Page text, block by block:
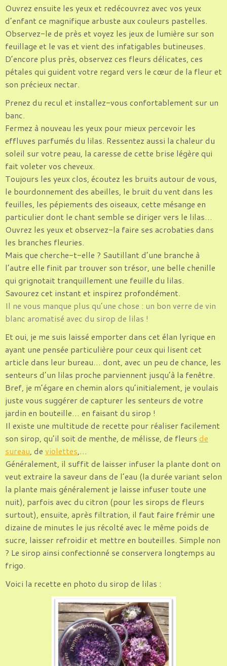
Ouvrez ensuite les yeux et redécouvrez avec vos yeux
d’enfant ce magnifique arbuste aux couleurs pastelles.
Observez-le de près et voyez les jeux de lumière sur son
feuillage et le vas et vient des infatigables butineuses.
D’encore plus près, observez ces fleurs délicates, ces
pétales qui guident votre regard vers le cœur de la fleur et
son précieux nectar.
Prenez du recul et installez-vous confortablement sur un
banc.
Fermez à nouveau les yeux pour mieux percevoir les
effluves parfumés du lilas. Ressentez aussi la chaleur du
soleil sur votre peau, la caresse de cette brise légère qui
fait voleter vos cheveux.
Toujours les yeux clos, écoutez les bruits autour de vous,
le bourdonnement des abeilles, le bruit du vent dans les
feuilles, les pépiements des oiseaux, cette mésange en
particulier dont le chant semble se diriger vers le lilas…
Ouvrez les yeux et observez-la faire ses acrobaties dans
les branches fleuries.
Mais que cherche-t-elle ? Sautillant d’une branche à
l’autre elle finit par trouver son trésor, une belle chenille
qui grignotait tranquillement une feuille du lilas.
Savourez cet instant et inspirez profondément.
Il ne vous manque plus qu’une chose : un bon verre de vin
blanc aromatisé avec du sirop de lilas !
Et oui, je me suis laissé emporter dans cet élan lyrique en
ayant une pensée particulière pour ceux qui lisent cet
article dans leur bureau… dont, avec un peu de chance, les
senteurs d’un lilas proche parviennent jusqu’à la fenêtre.
Bref, je m’égare en chemin alors qu’initialement, je voulais
juste vous suggérer de capturer les senteurs de votre
jardin en bouteille… en faisant du sirop !
Il existe une multitude de recette pour réaliser facilement
son sirop, qu’il soit de menthe, de mélisse, de fleurs de
sureau , de violettes
Généralement, il suffit de laisser infuser la plante dont on
veut extraire la saveur dans de l’eau (la durée variant selon
la plante mais généralement je laisse infuser toute une
nuit), parfois avec du citron (pour les sirops de fleurs
surtout), ensuite, après filtration, il faut faire frémir une
dizaine de minutes le jus récolté avec le même poids de
sucre, laisser refroidir et mettre en bouteilles. Simple non
? Le sirop ainsi confectionné se conservera longtemps au
frigo.
Voici la recette en photo du sirop de lilas :